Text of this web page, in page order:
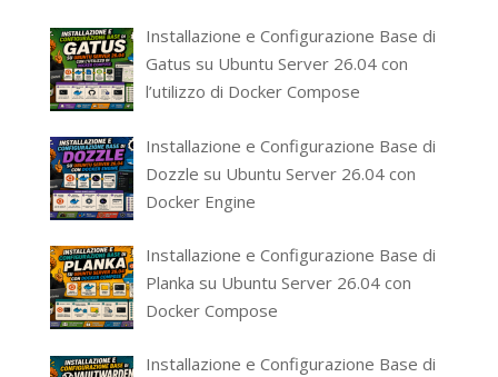
Installazione e Configurazione Base di
Gatus su Ubuntu Server 26.04 con
l’utilizzo di Docker Compose
Installazione e Configurazione Base di
Dozzle su Ubuntu Server 26.04 con
Docker Engine
Installazione e Configurazione Base di
Planka su Ubuntu Server 26.04 con
Docker Compose
Installazione e Configurazione Base di